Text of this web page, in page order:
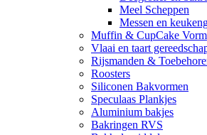
Meel Scheppen
Messen en
Muffin & CupCake
Vlaai en taart
Rijsmanden &
Roosters
Siliconen Bakvormen
Speculaas Plankjes
Aluminium bakjes
Bakringen RVS